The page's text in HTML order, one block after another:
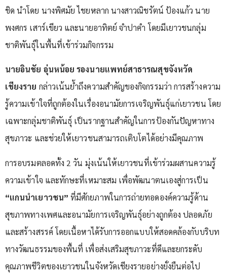
ชิด นำโดย นางพิศมัย ไชยหลาก นางสาวณิชรัตน์ ป้องแก้ว นาย
พงศกร เสาร์เขียว และนายอาทิตย์ จำปาคำ โดยมีเยาวชนกลุ่ม
ชาติพันธุ์ในพื้นที่เข้าร่วมกิจกรรม
นายอินชัย อุ่นหน้อย รองนายแพทย์สาธารณสุขจังหวัด
เชียงราย กล่าวเน้นย้ำถึงความสำคัญของกิจกรรมว่า การสร้างความ
รู้ความเข้าใจที่ถูกต้องในเรื่องอนามัยการเจริญพันธุ์แก่เยาวชน โดย
เฉพาะกลุ่มชาติพันธุ์ เป็นรากฐานสำคัญในการป้องกันปัญหาทาง
สุขภาวะ และช่วยให้เยาวชนสามารถเติบโตได้อย่างมีคุณภาพ
การอบรมตลอดทั้ง 2 วัน มุ่งเน้นให้เยาวชนที่เข้าร่วมผสานความรู้
ความเข้าใจ และทักษะที่เหมาะสม เพื่อพัฒนาตนเองสู่การเป็น
“แกนนำเยาวชน” ที่มีศักยภาพในการถ่ายทอดองค์ความรู้ด้าน
สุขภาพทางเพศและอนามัยการเจริญพันธุ์อย่างถูกต้อง ปลอดภัย
และสร้างสรรค์ โดยเนื้อหาได้รับการออกแบบให้สอดคล้องกับบริบท
ทางวัฒนธรรมของพื้นที่ เพื่อส่งเสริมสุขภาวะที่ดีและยกระดับ
คุณภาพชีวิตของเยาวชนในจังหวัดเชียงรายอย่างยั่งยืนต่อไป